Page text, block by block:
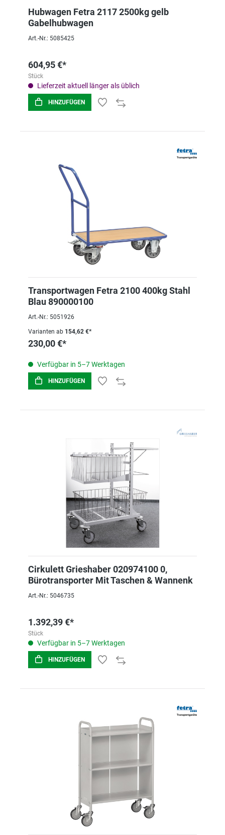
Hubwagen Fetra 2117 2500kg gelb
Gabelhubwagen
Art.-Nr.: 5085425
604,95 €*
Stück
Lieferzeit aktuell länger als üblich
HINZUFÜGEN
Transportwagen Fetra 2100 400kg Stahl
Blau 890000100
Art.-Nr.: 5051926
Varianten ab 154,62 €*
230,00 €*
Verfügbar in 5–7 Werktagen
HINZUFÜGEN
Cirkulett Grieshaber 020974100 0,
Bürotransporter Mit Taschen & Wannenk
Art.-Nr.: 5046735
1.392,39 €*
Stück
Verfügbar in 5–7 Werktagen
HINZUFÜGEN